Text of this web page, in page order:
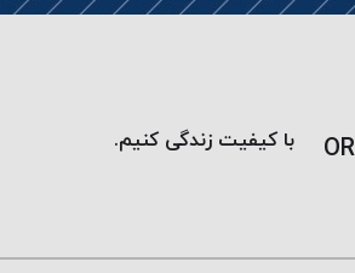
با کیفیت زندگی کنیم.